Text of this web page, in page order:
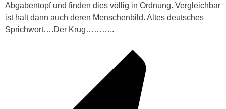
Abgabentopf und finden dies völlig in Ordnung. Vergleichbar
ist halt dann auch deren Menschenbild. Altes deutsches
Sprichwort….Der Krug………..